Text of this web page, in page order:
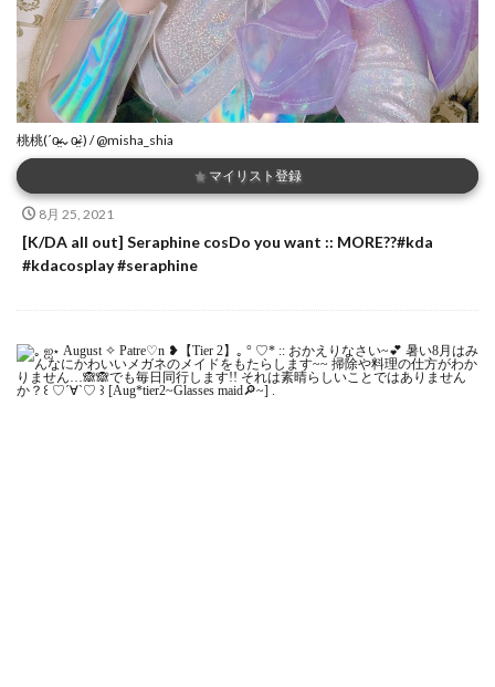
桃桃(ˊo̴̶̷̤⌄o̴̶̷̤ˋ) / @misha_shia
★ マイリスト登録
8月 25, 2021
[K/DA all out] Seraphine cosDo you want :: MORE??#kda
#kdacosplay #seraphine